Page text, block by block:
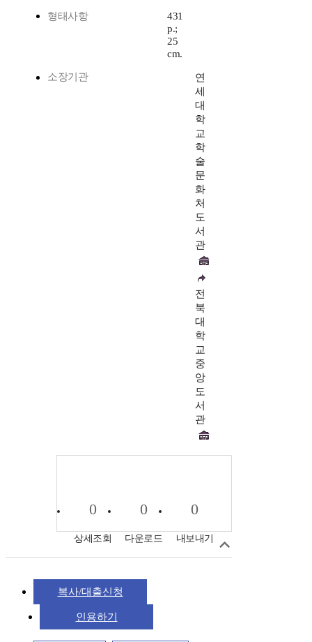
형태사항
431
p.;
25
cm.
소장기관
연
세
대
학
교
학
술
문
화
처
도
서
관
전
북
대
학
교
중
앙
도
서
관
0
상세조회
0
다운로드
0
내보내기
복사/대출신청
인용하기